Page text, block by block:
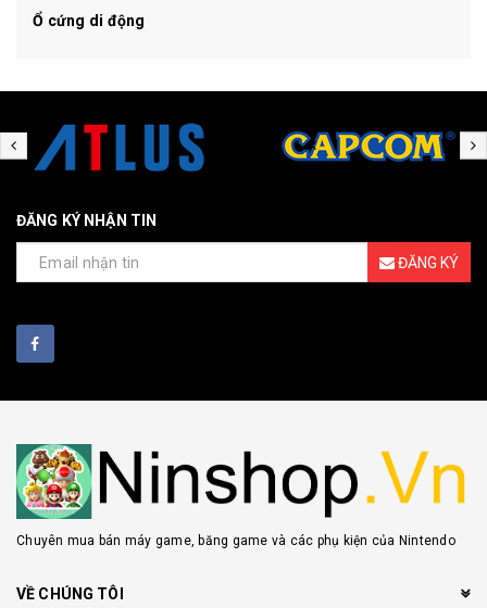
Ổ cứng di động
ĐĂNG KÝ NHẬN TIN
ĐĂNG KÝ
Chuyên mua bán máy game, băng game và các phụ kiện của Nintendo
VỀ CHÚNG TÔI